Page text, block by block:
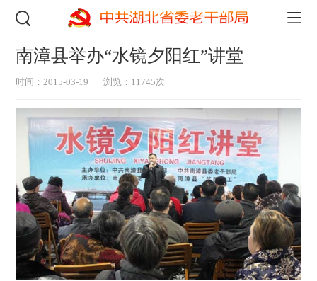
南漳县举办“水镜夕阳红”讲堂
时间：2015-03-19 浏览：11745次